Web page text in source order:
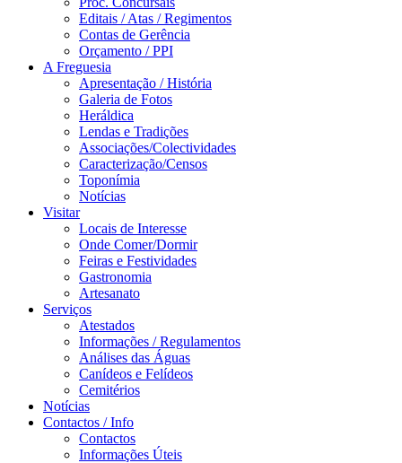
Editais / Atas / Regimentos
Contas de Gerência
Orçamento / PPI
A Freguesia
Apresentação / História
Galeria de Fotos
Heráldica
Lendas e Tradições
Associações/Colectividades
Caracterização/Censos
Toponímia
Notícias
Visitar
Locais de Interesse
Onde Comer/Dormir
Feiras e Festividades
Gastronomia
Artesanato
Serviços
Atestados
Informações / Regulamentos
Análises das Águas
Canídeos e Felídeos
Cemitérios
Notícias
Contactos / Info
Contactos
Informações Úteis